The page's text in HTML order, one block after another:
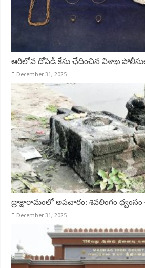
ఆరిలోవ దోపిడీ కేసు ఛేదించిన విశాఖ
December 31, 2025
ద్రాక్షారామంలో అపచారం: శివలింగం ధ్వంసం
December 31, 2025